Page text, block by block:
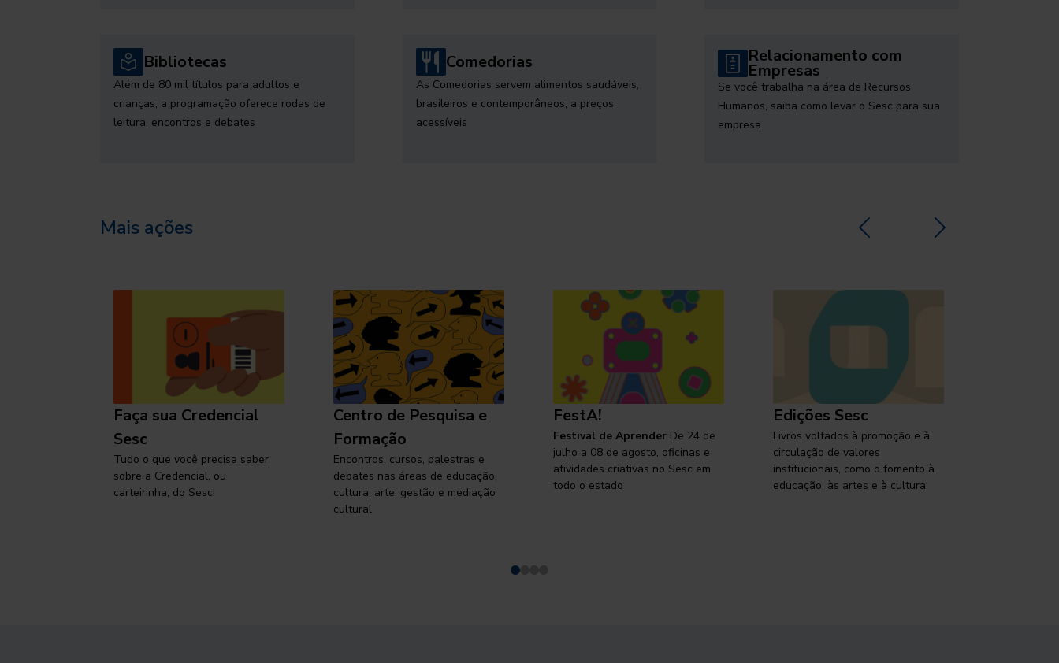
Bibliotecas
Além de 80 mil títulos para adultos e
crianças, a programação oferece rodas de
leitura, encontros e debates
Comedorias
As Comedorias servem alimentos saudáveis,
brasileiros e contemporâneos, a preços
acessíveis
Relacionamento com
Empresas
Se você trabalha na área de Recursos
Humanos, saiba como levar o Sesc para sua
empresa
Mais ações
Faça sua Credencial
Sesc
Tudo o que você precisa saber
sobre a Credencial, ou
carteirinha, do Sesc!
Centro de Pesquisa e
Formação
Encontros, cursos, palestras e
debates nas áreas de educação,
cultura, arte, gestão e mediação
cultural
FestA!
Festival de Aprender De 24 de
julho a 08 de agosto, oficinas e
atividades criativas no Sesc em
todo o estado
Edições Sesc
Livros voltados à promoção e à
circulação de valores
institucionais, como o fomento à
educação, às artes e à cultura